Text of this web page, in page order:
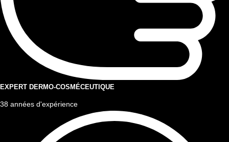
EXPERT DERMO-COSMÉCEUTIQUE
38 années d'expérience